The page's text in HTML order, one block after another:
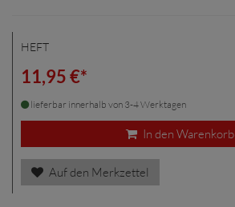
HEFT
11,95 €*
lieferbar innerhalb von 3-4 Werktagen
In den Warenkorb
Auf den Merkzettel